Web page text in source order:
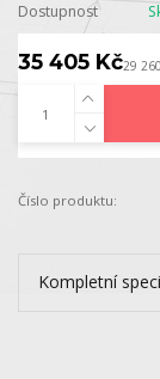
Dostupnost
35 405 Kč29
Číslo produktu:
Kompletní